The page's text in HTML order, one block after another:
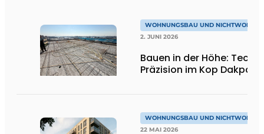
WOHNUNGSBAU UND
2. JUNI 2026
Bauen in der Höhe:
Präzision im Kop Dakpark
WOHNUNGSBAU UND
22 MAI 2026